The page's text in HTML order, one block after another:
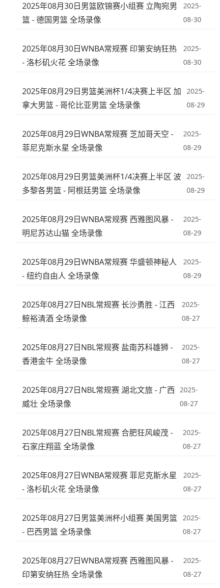
2025年08月30日男篮欧锦赛小组赛 立陶宛男
篮 - 德国男篮 全场录像
2025-
08-30
2025年08月30日WNBA常规赛 印第安纳狂热
- 洛杉矶火花 全场录像
2025-
08-30
2025年08月29日男篮美洲杯1/4决赛上半区 加
拿大男篮 - 哥伦比亚男篮 全场录像
2025-
08-29
2025年08月29日WNBA常规赛 芝加哥天空 -
菲尼克斯水星 全场录像
2025-
08-29
2025年08月29日男篮美洲杯1/4决赛上半区 波
多黎各男篮 - 阿根廷男篮 全场录像
2025-
08-29
2025年08月29日WNBA常规赛 西雅图风暴 -
明尼苏达山猫 全场录像
2025-
08-29
2025年08月29日WNBA常规赛 华盛顿神秘人
- 纽约自由人 全场录像
2025-
08-29
2025年08月27日NBL常规赛 长沙勇胜 - 江西
鲸裕清酒 全场录像
2025-
08-27
2025年08月27日NBL常规赛 盐南苏科雄狮 -
香港金牛 全场录像
2025-
08-27
2025年08月27日NBL常规赛 湖北文旅 - 广西
威壮 全场录像
2025-
08-27
2025年08月27日NBL常规赛 合肥狂风峻茂 -
石家庄翔蓝 全场录像
2025-
08-27
2025年08月27日WNBA常规赛 菲尼克斯水星
- 洛杉矶火花 全场录像
2025-
08-27
2025年08月27日男篮美洲杯小组赛 美国男篮
- 巴西男篮 全场录像
2025-
08-27
2025年08月27日WNBA常规赛 西雅图风暴 -
印第安纳狂热 全场录像
2025-
08-27